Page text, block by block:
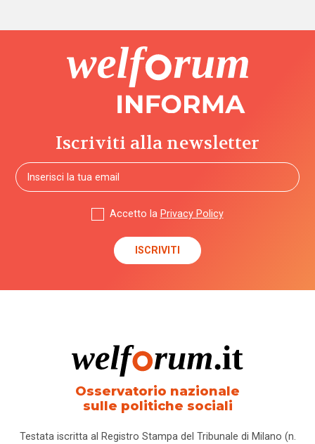
Iscriviti alla newsletter
Accetto la Privacy Policy
Osservatorio nazionale
sulle politiche sociali
Testata iscritta al Registro Stampa del Tribunale di Milano (n.